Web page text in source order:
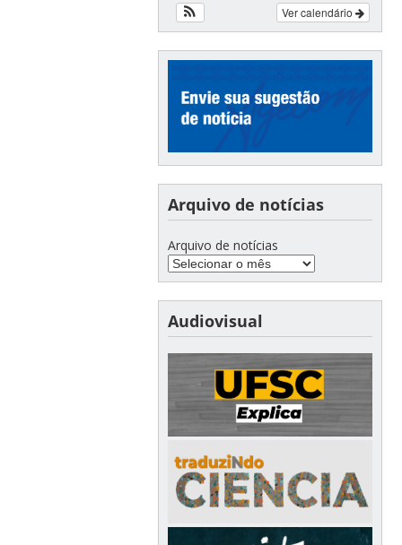
Ver calendário
Arquivo de notícias
Arquivo de notícias
Audiovisual